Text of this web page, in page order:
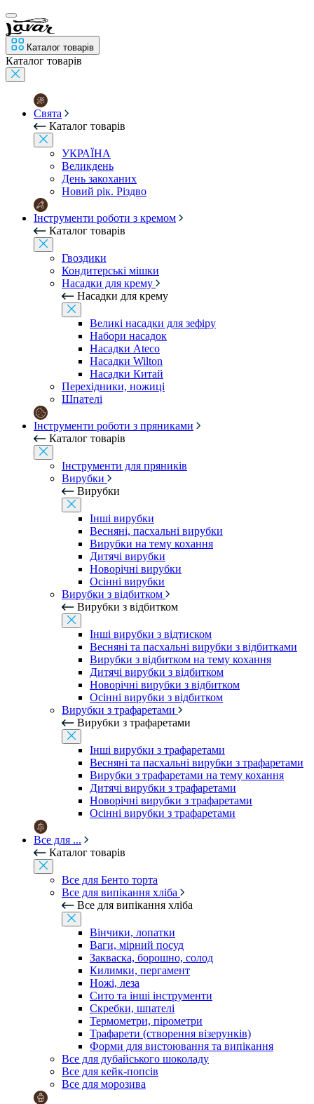
Каталог товарів
Каталог товарів
Свята
Каталог товарів
УКРАЇНА
Великдень
День закоханих
Новий рік. Різдво
Інструменти роботи з кремом
Каталог товарів
Гвоздики
Кондитерські мішки
Насадки для крему
Насадки для крему
Великі насадки для зефіру
Набори насадок
Насадки Ateco
Насадки Wilton
Насадки Китай
Перехідники, ножиці
Шпателі
Інструменти роботи з пряниками
Каталог товарів
Інструменти для пряників
Вирубки
Вирубки
Інші вирубки
Весняні, пасхальні вирубки
Вирубки на тему кохання
Дитячі вирубки
Новорічні вирубки
Осінні вирубки
Вирубки з відбитком
Вирубки з відбитком
Інші вирубки з відтиском
Весняні та пасхальні вирубки з відбитками
Вирубки з відбитком на тему кохання
Дитячі вирубки з відбитком
Новорічні вирубки з відбитком
Осінні вирубки з відбитком
Вирубки з трафаретами
Вирубки з трафаретами
Інші вирубки з трафаретами
Весняні та пасхальні вирубки з трафаретами
Вирубки з трафаретами на тему кохання
Дитячі вирубки з трафаретами
Новорічні вирубки з трафаретами
Осінні вирубки з трафаретами
Все для ...
Каталог товарів
Все для Бенто торта
Все для випікання хліба
Все для випікання хліба
Вінчики, лопатки
Ваги, мірний посуд
Закваска, борошно, солод
Килимки, пергамент
Ножі, леза
Сито та інші інструменти
Скребки, шпателі
Термометри, пірометри
Трафарети (створення візерунків)
Форми для вистоювання та випікання
Все для дубайського шоколаду
Все для кейк-попсів
Все для морозива